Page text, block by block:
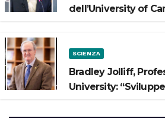
dell’University of
SCIENZA
Bradley Jolliff,
University: